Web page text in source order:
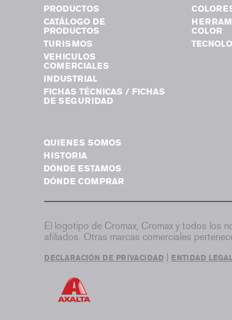
PRODUCTOS
CATÁLOGO DE
PRODUCTOS
TURISMOS
VEHICULOS
COMERCIALES
INDUSTRIAL
FICHAS TÉCNICAS / FICHAS
DE SEGURIDAD
COLOR
QUIENES SOMOS
HISTORIA
DÓNDE ESTAMOS
DÓNDE COMPRAR
El logotipo de Cromax, Cromax y todos los
afiliados. Otras marcas comerciales
DECLARACIÓN DE PRIVACIDAD ENTIDAD LEGAL